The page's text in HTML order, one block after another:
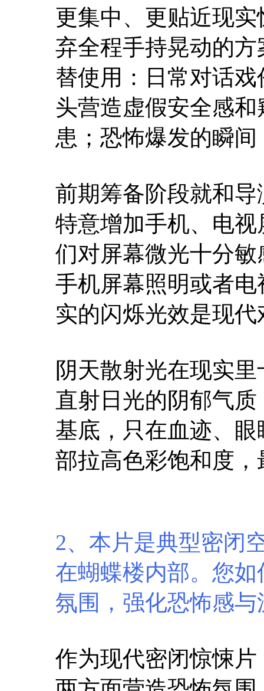
更集中、更贴近现
弃全程手持晃动的
替使用：日常对话
头营造虚假安全感
患；恐怖爆发的瞬
前期筹备阶段就和
特意增加手机、电
们对屏幕微光十分
手机屏幕照明或者
实的闪烁光效是现
阴天散射光在现实
直射日光的阴郁气
基底，只在血迹、
部拉高色彩饱和度
2、本片是典型密闭
在蝴蝶楼内部。您
氛围，强化恐怖感与
作为现代密闭惊悚